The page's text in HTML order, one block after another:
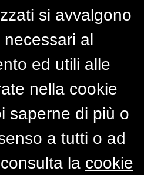
si avvalgono
al
ed utili alle
nella cookie
saperne di più o
a tutti o ad
la cookie